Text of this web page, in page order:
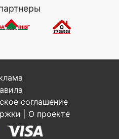
соглашение
О проекте